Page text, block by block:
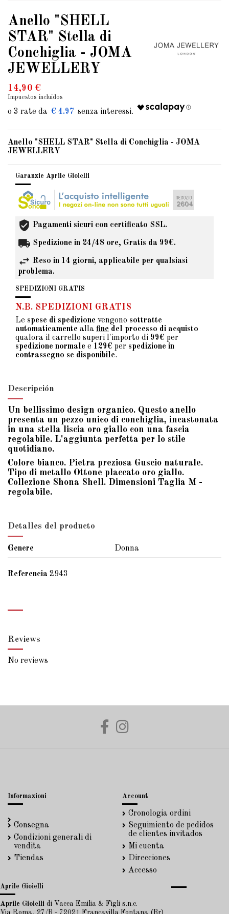
Anello "SHELL
STAR" Stella di
Conchiglia - JOMA
JEWELLERY
14,90 €
Impuestos incluidos
€ 4.97
Anello "SHELL STAR" Stella di Conchiglia - JOMA
JEWELLERY
Garanzie Aprile Gioielli
Pagamenti sicuri con certificato SSL.
Spedizione in 24/48 ore, Gratis da 99€.
Reso in 14 giorni, applicabile per qualsiasi
problema.
SPEDIZIONI GRATIS
N.B. SPEDIZIONI GRATIS
Le spese di spedizione vengono sottratte
automaticamente alla fine del processo di acquisto
qualora il carrello superi l'importo di 99€ per
spedizione normale e 129€ per spedizione in
contrassegno se disponibile.
Descripción
Un bellissimo design organico. Questo anello
presenta un pezzo unico di conchiglia, incastonata
in una stella liscia oro giallo con una fascia
regolabile. L'aggiunta perfetta per lo stile
quotidiano.
Colore bianco. Pietra preziosa Guscio naturale.
Tipo di metallo Ottone placcato oro giallo.
Collezione Shona Shell. Dimensioni Taglia M -
regolabile.
Detalles del producto
Genere Donna
Referencia 2943
Reviews
No reviews
Informazioni
Consegna
Condizioni generali di
vendita
Tiendas
Account
Cronologia ordini
Seguimiento de pedidos
de clientes invitados
Mi cuenta
Direcciones
Accesso
Aprile Gioielli
Aprile Gioielli di Vacca Emilia & Figli s.n.c.
Via Roma, 27/B - 72021 Francavilla Fontana (Br)